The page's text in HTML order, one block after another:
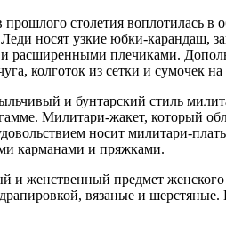
столетия воплотилась в
носят узкие юбки-карандаш,
расширенными плечиками.
колготок из сетки и сумочек на
и бунтарский стиль
Милитари-жакет, который
носит милитари-
карманами и пряжками.
женственный предмет
вязаные и